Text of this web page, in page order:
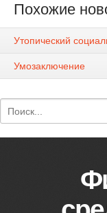
Похожие
Утопический
Умозаключение